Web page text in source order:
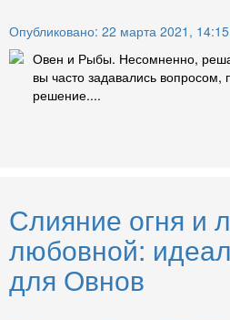
Опубликовано: 22 марта 2021, 14:15
Овен и Рыбы. Несомненно,
вы часто задавались
решение....
Слияние огня и
любовной:
для Овнов